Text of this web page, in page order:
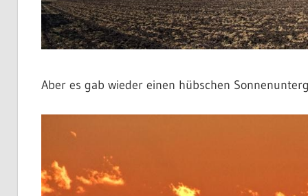
Aber es gab wieder einen hübschen